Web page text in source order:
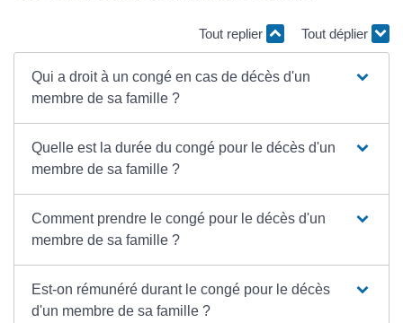
Tout replier Tout déplier
Qui a droit à un congé en cas de décès d'un
membre de sa famille ?
Quelle est la durée du congé pour le décès d'un
membre de sa famille ?
Comment prendre le congé pour le décès d'un
membre de sa famille ?
Est-on rémunéré durant le congé pour le décès
d'un membre de sa famille ?